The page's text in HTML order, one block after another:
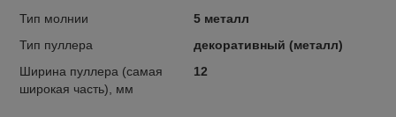
Тип молнии
5 металл
Тип пуллера
декоративный (металл)
Ширина пуллера (самая
широкая часть), мм
12